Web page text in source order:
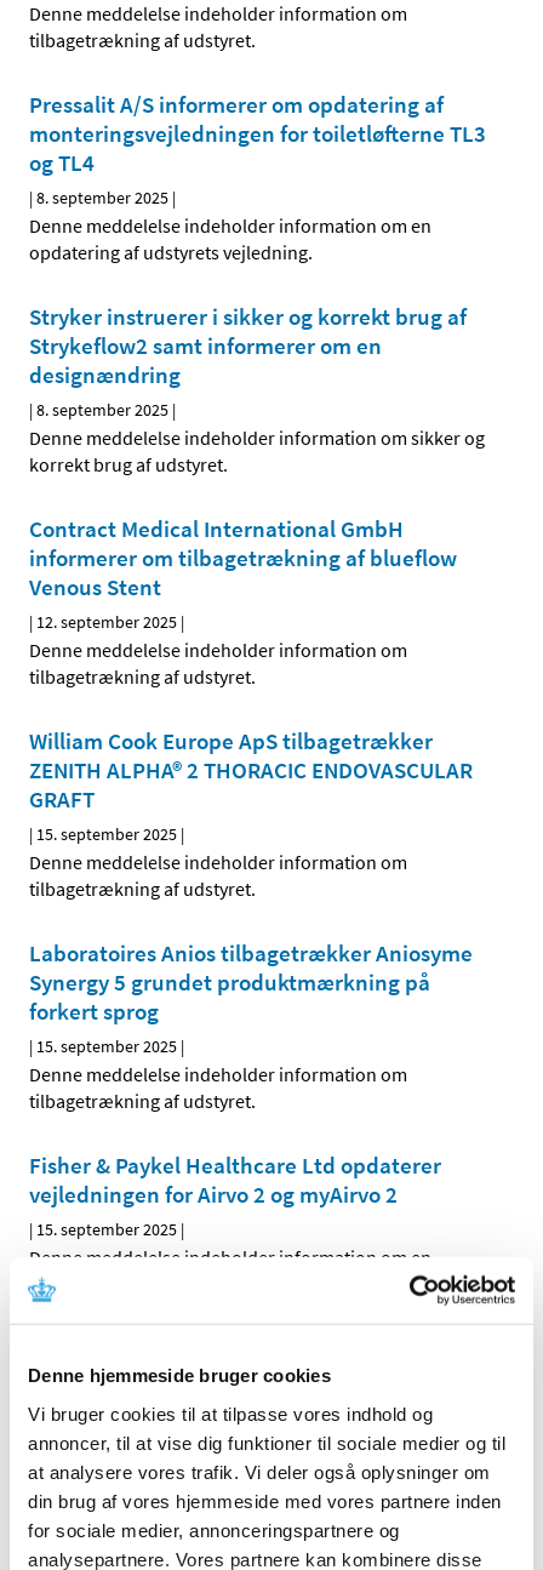
Denne hjemmeside bruger cookies
Vi bruger cookies til at tilpasse vores indhold og
annoncer, til at vise dig funktioner til sociale medier og til
at analysere vores trafik. Vi deler også oplysninger om
din brug af vores hjemmeside med vores partnere inden
for sociale medier, annonceringspartnere og
analysepartnere. Vores partnere kan kombinere disse
Denne meddelelse indeholder information om
tilbagetrækning af udstyret.
Pressalit A/S informerer om opdatering af
monteringsvejledningen for toiletløfterne TL3
og TL4
|8. september 2025 |
Denne meddelelse indeholder information om en
opdatering af udstyrets vejledning.
Stryker instruerer i sikker og korrekt brug af
Strykeflow2 samt informerer om en
designændring
|8. september 2025 |
Denne meddelelse indeholder information om sikker og
korrekt brug af udstyret.
Contract Medical International GmbH
informerer om tilbagetrækning af blueflow
Venous Stent
| 12. september 2025 |
Denne meddelelse indeholder information om
tilbagetrækning af udstyret.
William Cook Europe ApS tilbagetrækker
ZENITH ALPHA® 2 THORACIC ENDOVASCULAR
GRAFT
| 15. september 2025 |
Denne meddelelse indeholder information om
tilbagetrækning af udstyret.
Laboratoires Anios tilbagetrækker Aniosyme
Synergy 5 grundet produktmærkning på
forkert sprog
| 15. september 2025 |
Denne meddelelse indeholder information om
tilbagetrækning af udstyret.
Fisher & Paykel Healthcare Ltd opdaterer
vejledningen for Airvo 2 og myAirvo 2
| 15. september 2025 |
Denne meddelelse indeholder information om en
opdatering af udstyrets vejledning.
meddeler fejl ved Olympus Bronchofiberscope
& Bronchovideoscopes, der kræver korrektion
og instruktion i anvendelse
|15. september 2025|
Denne meddelelse indeholder information om fejl ved
udstyret, der kræver korrektion og instruktion i